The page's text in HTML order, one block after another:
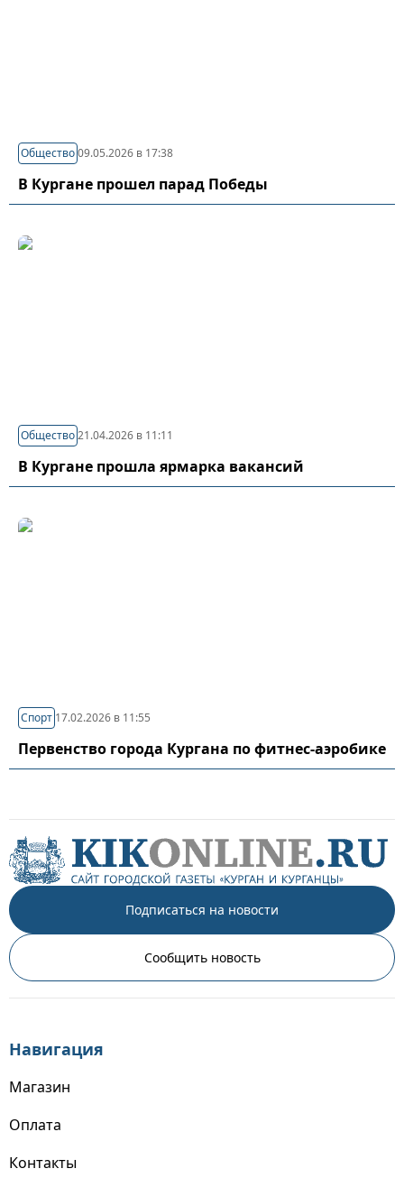
Общество09.05.2026 в 17:38
В Кургане прошел парад Победы
Общество21.04.2026 в 11:11
В Кургане прошла ярмарка вакансий
Спорт 17.02.2026 в 11:55
Первенство города Кургана по фитнес-аэробике
Подписаться на новости
Сообщить новость
Навигация
Магазин
Оплата
Контакты